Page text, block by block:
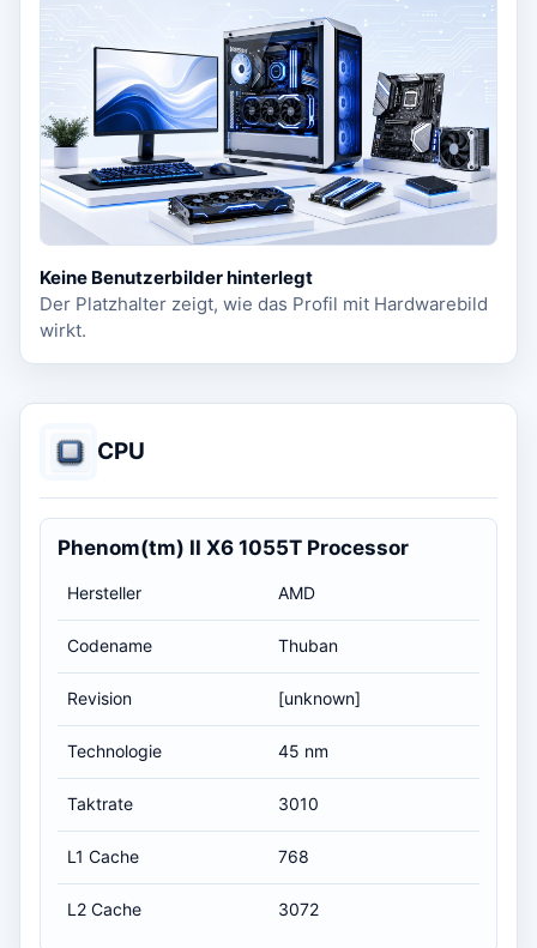
Keine Benutzerbilder hinterlegt
Der Platzhalter zeigt, wie das Profil mit Hardwarebild
wirkt.
CPU
Phenom(tm) II X6 1055T Processor
Hersteller AMD
Codename Thuban
Revision [unknown]
Technologie 45 nm
Taktrate 3010
L1 Cache 768
L2 Cache 3072